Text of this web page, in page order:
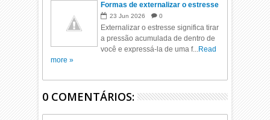
Formas de externalizar o estresse
23 Jun 2026 0
Externalizar o estresse significa tirar
a pressão acumulada de dentro de
você e expressá-la de uma f...Read
more »
0 COMENTÁRIOS: